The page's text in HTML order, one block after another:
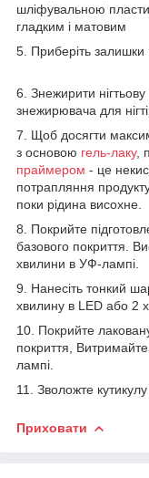
шліфувальною
гладким і матовим
5. Приберіть залишки
6. Знежирити
знежирювача для
7. Щоб досягти
з основою гель-лаку,
праймером - це
потрапляння
поки рідина висохне.
8. Покрийте
базового покриття.
хвилини в УФ-лампі.
9. Нанесіть тонкий
хвилину в LED або 2
10. Покрийте
покриття,
лампі.
11. Зволожте
Приховати